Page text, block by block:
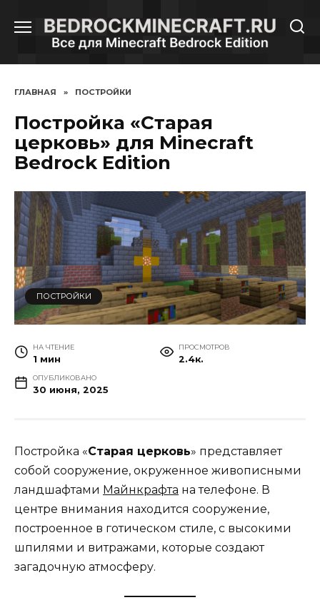
содержанию
ГЛАВНАЯ » ПОСТРОЙКИ
Постройка «Старая
церковь» для Minecraft
Bedrock Edition
ПОСТРОЙКИ
НА ЧТЕНИЕ
1 мин
ПРОСМОТРОВ
2.4к.
ОПУБЛИКОВАНО
30 июня, 2025
Постройка «Старая церковь» представляет
собой сооружение, окруженное живописными
ландшафтами Майнкрафта на телефоне. В
центре внимания находится сооружение,
построенное в готическом стиле, с высокими
шпилями и витражами, которые создают
загадочную атмосферу.